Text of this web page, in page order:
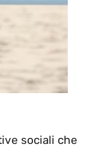
sociali che